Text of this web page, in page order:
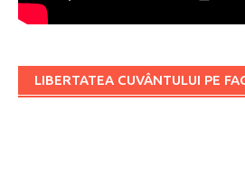
LIBERTATEA CUVÂNTULUI PE